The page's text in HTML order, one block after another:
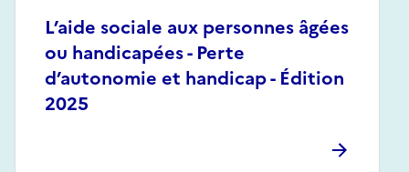
L’aide sociale aux personnes âgées
ou handicapées - Perte
d’autonomie et handicap - Édition
2025